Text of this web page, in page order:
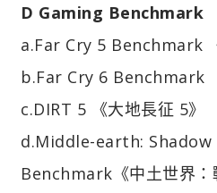
D Gaming Benchmark
a.Far Cry 5 Benchmark
b.Far Cry 6 Benchmark
c.DIRT 5 《大地長征 5》
d.Middle-earth:
Benchmark《中土世界：